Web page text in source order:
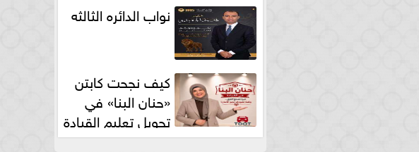
نواب الدائره الثالثه
كيف نجحت كابتن
«حنان البنا» في
تحويل تعليم القيادة
النسائية من خوف...